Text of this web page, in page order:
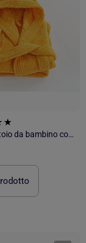
Accappatoio da bambino con cappuccio in spugna di cotone boucl? COCOON